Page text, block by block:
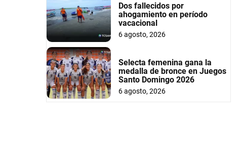
Dos fallecidos por
ahogamiento en período
vacacional
6 agosto, 2026
Selecta femenina gana la
medalla de bronce en Juegos
Santo Domingo 2026
6 agosto, 2026